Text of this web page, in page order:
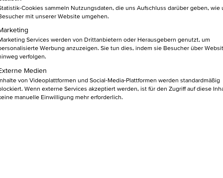
selbst neu zu erfinden:
Bowie auf die Welt und vor 50 Jahren sein
von Bowie auf Kreativität, künstlerische
der Individualität waren beeindruckend.
die wir uns alle im Laufe unseres Lebens
unsere Identität und Persönlichkeit und
sehen.
Cookies sammeln Nutzungsdaten, die uns Aufschluss darüber geben, wie
mit unserer Website umgehen.
Services werden von Drittanbietern oder Herausgebern genutzt, um
Werbung anzuzeigen. Sie tun dies, indem sie Besucher über
verfolgen.
Medien
von Videoplattformen und Social-Media-Plattformen werden standardmäßig
Wenn externe Services akzeptiert werden, ist für den Zugriff auf diese
manuelle Einwilligung mehr erforderlich.